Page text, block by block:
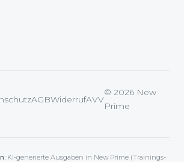
AGBWiderrufAVV
© 2026 New
Prime
KI-generierte Ausgaben in New Prime (Trainings-